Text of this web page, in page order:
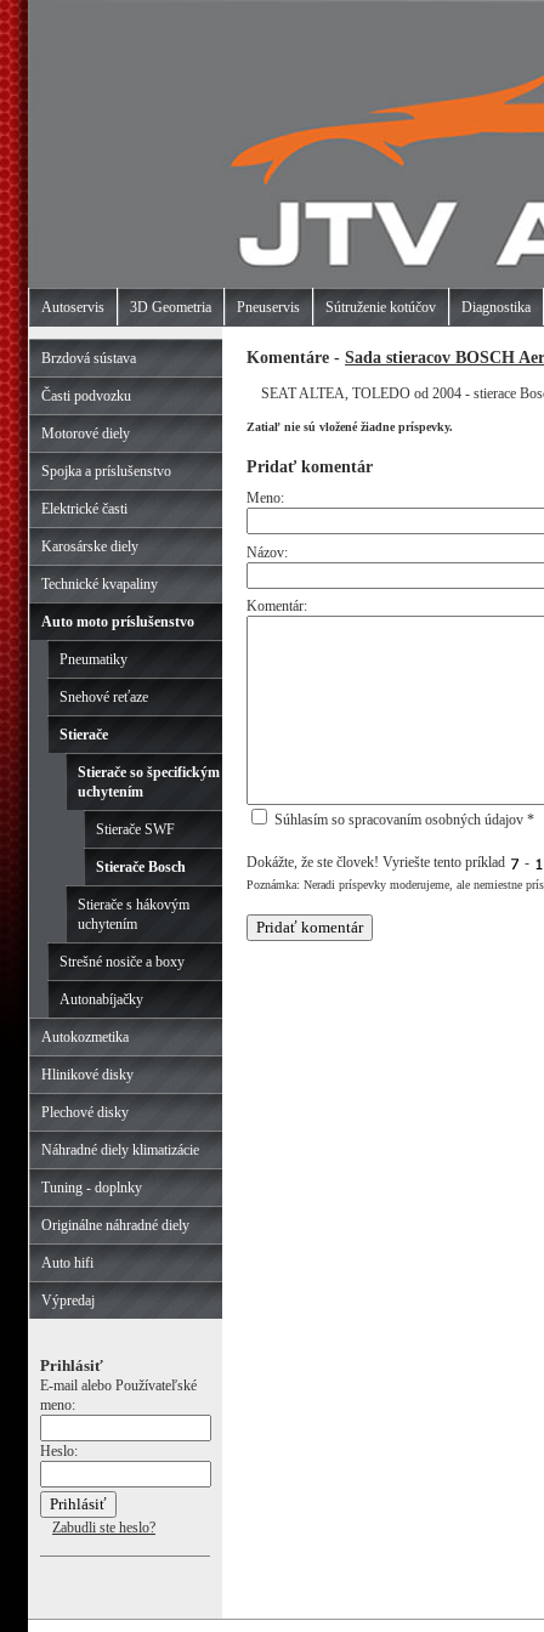
Autoservis 3D Geometria Pneuservis Sútruženie kotúčov Diagnostika
Brzdová sústava
Časti podvozku
Motorové diely
Spojka a príslušenstvo
Elektrické časti
Karosárske diely
Technické kvapaliny
Auto moto príslušenstvo
Pneumatiky
Snehové reťaze
Stierače
Stierače so špecifickým
uchytením
Stierače SWF
Stierače Bosch
Stierače s hákovým
uchytením
Strešné nosiče a boxy
Autonabíjačky
Autokozmetika
Hlinikové disky
Plechové disky
Náhradné diely klimatizácie
Tuning - doplnky
Originálne náhradné diely
Auto hifi
Výpredaj
Prihlásiť
E-mail alebo Používateľské
meno:
Heslo:
Zabudli ste heslo?
Komentáre - Sada stieracov BOSCH
SEAT ALTEA, TOLEDO od 2004 - stierace
Zatiaľ nie sú vložené žiadne príspevky.
Pridať komentár
Meno:
Názov:
Komentár:
Súhlasím so spracovaním osobných údajov *
Dokážte, že ste človek! Vyriešte tento príklad -
Poznámka: Neradi príspevky moderujeme, ale nemiestne